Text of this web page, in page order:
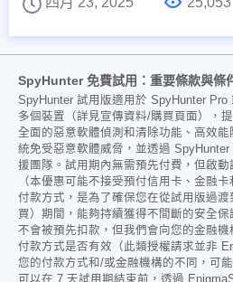
SpyHunter 免費試用：重要條款與條
SpyHunter 試用版適用於 SpyHunter
多個裝置（詳見宣傳資料/購買頁面），
全面的惡意軟體偵測和清除功能、高效
統免受惡意軟體威脅，並透過
援團隊。試用期內無需預先付費，但啟動
（本優惠可能不接受預付信用卡、金融
付款方式，是為了確保您在從試用版過
買）期間，能夠持續獲得不間斷的安全
不會被預先扣款，但我們會向您的金融
付款方式是否有效（此類授權請求並非
您的付款方式和/或金融機構的不同，可